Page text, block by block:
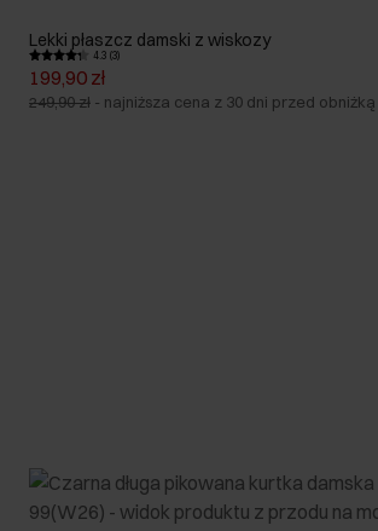
Lekki płaszcz damski z wiskozy
4.3 (3)
199,90 zł
249,90 zł - najniższa cena z 30 dni przed obniżką